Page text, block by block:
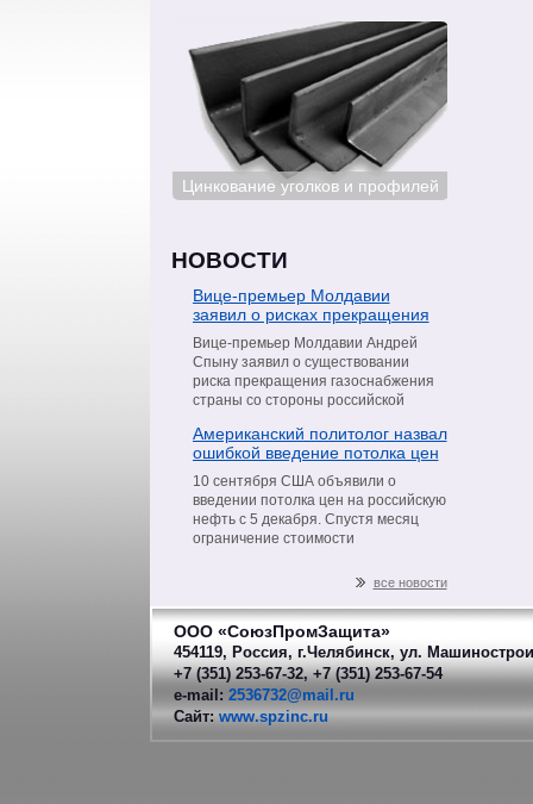
Цинкование уголков и профилей
НОВОСТИ
Вице-премьер Молдавии
заявил о рисках прекращения
поставок газа со стороны
«Газпрома»
Вице-премьер Молдавии Андрей
Спыну заявил о существовании
риска прекращения газоснабжения
страны со стороны российской
сообщил в интервью телеканалу
Moldova 1, пишет РИА Новости.
Американский политолог назвал
ошибкой введение потолка цен
на нефть из РФ
10 сентября США объявили о
введении потолка цен на российскую
нефть с 5 декабря. Спустя месяц
ограничение стоимости
нефтепродукты российскоговсе новости
ООО «СоюзПромЗащита»
454119, Россия, г.Челябинск, ул.
+7 (351) 253-67-32, +7 (351) 253-67-54
e-mail: 2536732@mail.ru
Сайт: www.spzinc.ru